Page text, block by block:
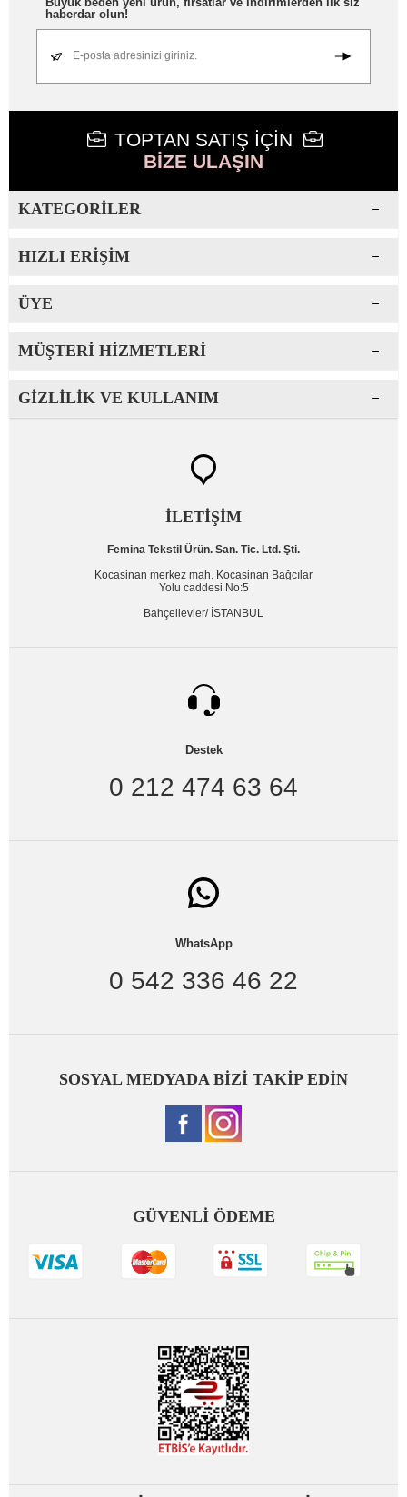
haberdar olun!
E-posta adresinizi giriniz.
TOPTAN SATIŞ İÇİN
BİZE ULAŞIN
KATEGORILER
HIZLI ERIŞIM
ÜYE
MÜŞTERI HIZMETLERI
GIZLILIK VE KULLANIM
İLETİŞİM
Femina Tekstil Ürün. San. Tic. Ltd. Şti.
Kocasinan merkez mah. Kocasinan Bağcılar
Yolu caddesi No:5
Bahçelievler/ İSTANBUL
Destek
0 212 474 63 64
WhatsApp
0 542 336 46 22
SOSYAL MEDYADA BİZİ TAKİP EDİN
GÜVENLİ ÖDEME